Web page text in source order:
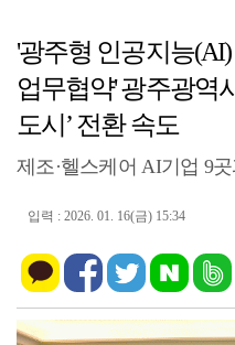
광양시 광영도서관, "AI 작가"
㈜신진기업, 광양사랑상품권
영암 가뭄 '비상'… 서삼석 농
'광주형 인공지능(AI)
업무협약' 광주광역
도시’ 전환 속도
제조·헬스케어 AI기업 9
입력 : 2026. 01. 16(금) 15:34